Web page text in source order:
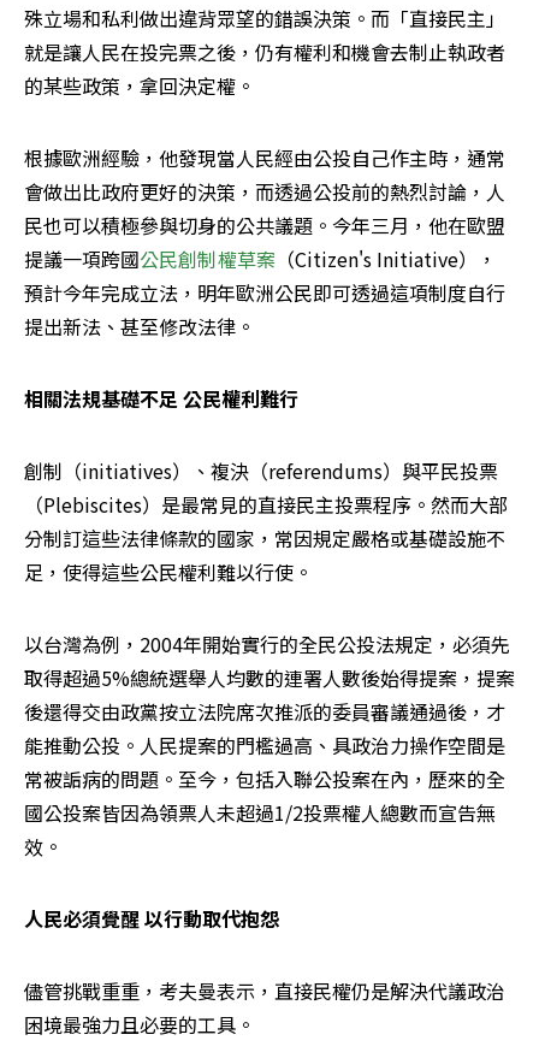
殊立場和私利做出違背眾望的錯誤決策。而「直接民主」
就是讓人民在投完票之後，仍有權利和機會去制止執政者
的某些政策，拿回決定權。
根據歐洲經驗，他發現當人民經由公投自己作主時，通常
會做出比政府更好的決策，而透過公投前的熱烈討論，人
民也可以積極參與切身的公共議題。今年三月，他在歐盟
提議一項跨國公民創制權草案 （Citizen's Initiative），
預計今年完成立法，明年歐洲公民即可透過這項制度自行
提出新法、甚至修改法律。
相關法規基礎不足 公民權利難行
創制（initiatives）、複決（referendums）與平民投票
（Plebiscites）是最常見的直接民主投票程序。然而大部
分制訂這些法律條款的國家，常因規定嚴格或基礎設施不
足，使得這些公民權利難以行使。
以台灣為例，2004年開始實行的全民公投法規定，必須先
取得超過5%總統選舉人均數的連署人數後始得提案，提案
後還得交由政黨按立法院席次推派的委員審議通過後，才
能推動公投。人民提案的門檻過高、具政治力操作空間是
常被詬病的問題。至今，包括入聯公投案在內，歷來的全
國公投案皆因為領票人未超過1/2投票權人總數而宣告無
效。
人民必須覺醒 以行動取代抱怨
儘管挑戰重重，考夫曼表示，直接民權仍是解決代議政治
困境最強力且必要的工具。